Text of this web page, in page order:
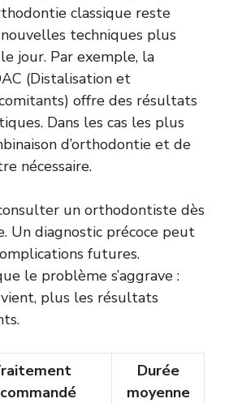
classique reste
techniques plus
jour. Par exemple, la
(Distalisation et
offre des résultats
Dans les cas les plus
d’orthodontie et de
nécessaire.
un orthodontiste dès
Un diagnostic précoce peut
futures.
le problème s’aggrave :
plus les résultats
Durée
moyenne